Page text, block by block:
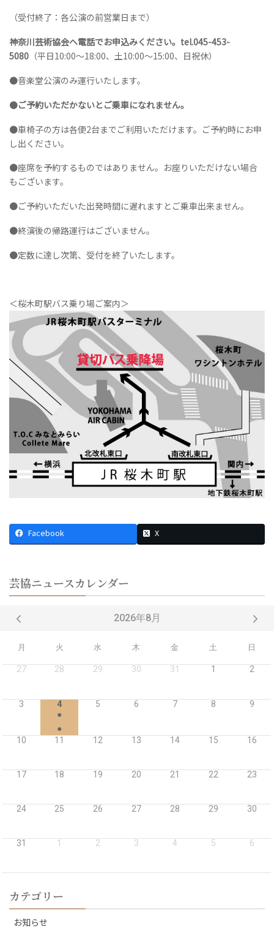
（受付終了：各公演の前営業日まで）
神奈川芸術協会へ電話でお申込みください。tel.045-453-
5080 （平日10:00～18:00、土10:00～15:00、日祝休）
●音楽堂公演のみ運行いたします。
●ご予約いただかないとご乗車になれません。
●車椅子の方は各便2台までご利用いただけます。ご予約時にお申
し出ください。
●座席を予約するものではありません。お座りいただけない場合
もございます。
●ご予約いただいた出発時間に遅れますとご乗車出来ません。
●終演後の帰路運行はございません。
●定数に達し次第、受付を終了いたします。
＜桜木町駅バス乗り場ご案内＞
Facebook X
芸協ニュースカレンダー
2026年8月
月 火 水 木 金 土 日
27 28 29 30 31 1 2
3 4 5 6 7 8 9
●
●
10 11 12 13 14 15 16
17 18 19 20 21 22 23
24 25 26 27 28 29 30
31 1 2 3 4 5 6
カテゴリー
お知らせ